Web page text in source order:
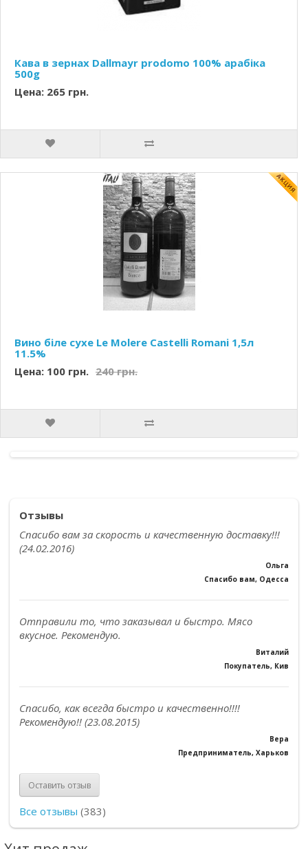
Кава в зернах Dallmayr prodomo 100% арабіка
500g
Цена: 265 грн.
Вино біле сухе Le Molere Castelli Romani 1,5л
11.5%
Цена: 100 грн. 240 грн.
Отзывы
Спасибо вам за скорость и качественную доставку!!!
(24.02.2016)
Ольга
Спасибо вам, Одесса
Отправили то, что заказывал и быстро. Мясо
вкусное. Рекомендую.
Виталий
Покупатель, Кив
Спасибо, как всегда быстро и качественно!!!!
Рекомендую!! (23.08.2015)
Вера
Предприниматель, Харьков
Оставить отзыв
Все отзывы (383)